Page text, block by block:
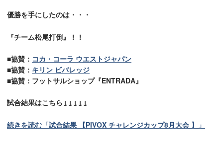
優勝を手にしたのは・・・
『チーム松尾打倒』！！
■協賛： コカ・コーラ ウエストジャパン
■協賛： キリン ビバレッジ
■協賛：フットサルショップ『ENTRADA』
試合結果はこちら↓↓↓↓↓
続きを読む「試合結果 【PIVOX チャレンジカップ8月大会 】」